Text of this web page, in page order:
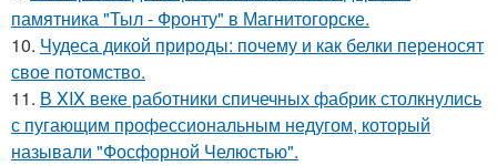
памятника "Тыл - Фронту" в Магнитогорске.
10. Чудеса дикой природы: почему и как белки переносят
свое потомство.
11. В XIX веке работники спичечных фабрик столкнулись
с пугающим профессиональным недугом, который
называли "Фосфорной Челюстью".